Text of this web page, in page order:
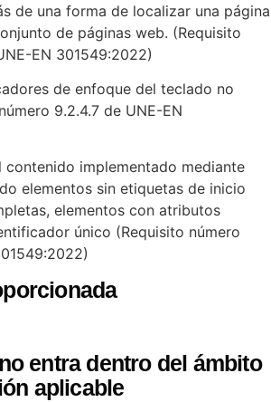
de una forma de localizar una página
de páginas web. (Requisito
EN 301549:2022)
de enfoque del teclado no
9.2.4.7 de UNE-EN
contenido implementado mediante
elementos sin etiquetas de inicio
elementos con atributos
único (Requisito número
entra dentro del ámbito
aplicable